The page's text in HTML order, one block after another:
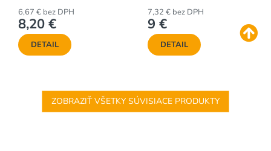
6,67 € bez DPH
8,20 €
DETAIL
7,32 € bez DPH
9 €
DETAIL
ZOBRAZIŤ VŠETKY SÚVISIACE PRODUKTY